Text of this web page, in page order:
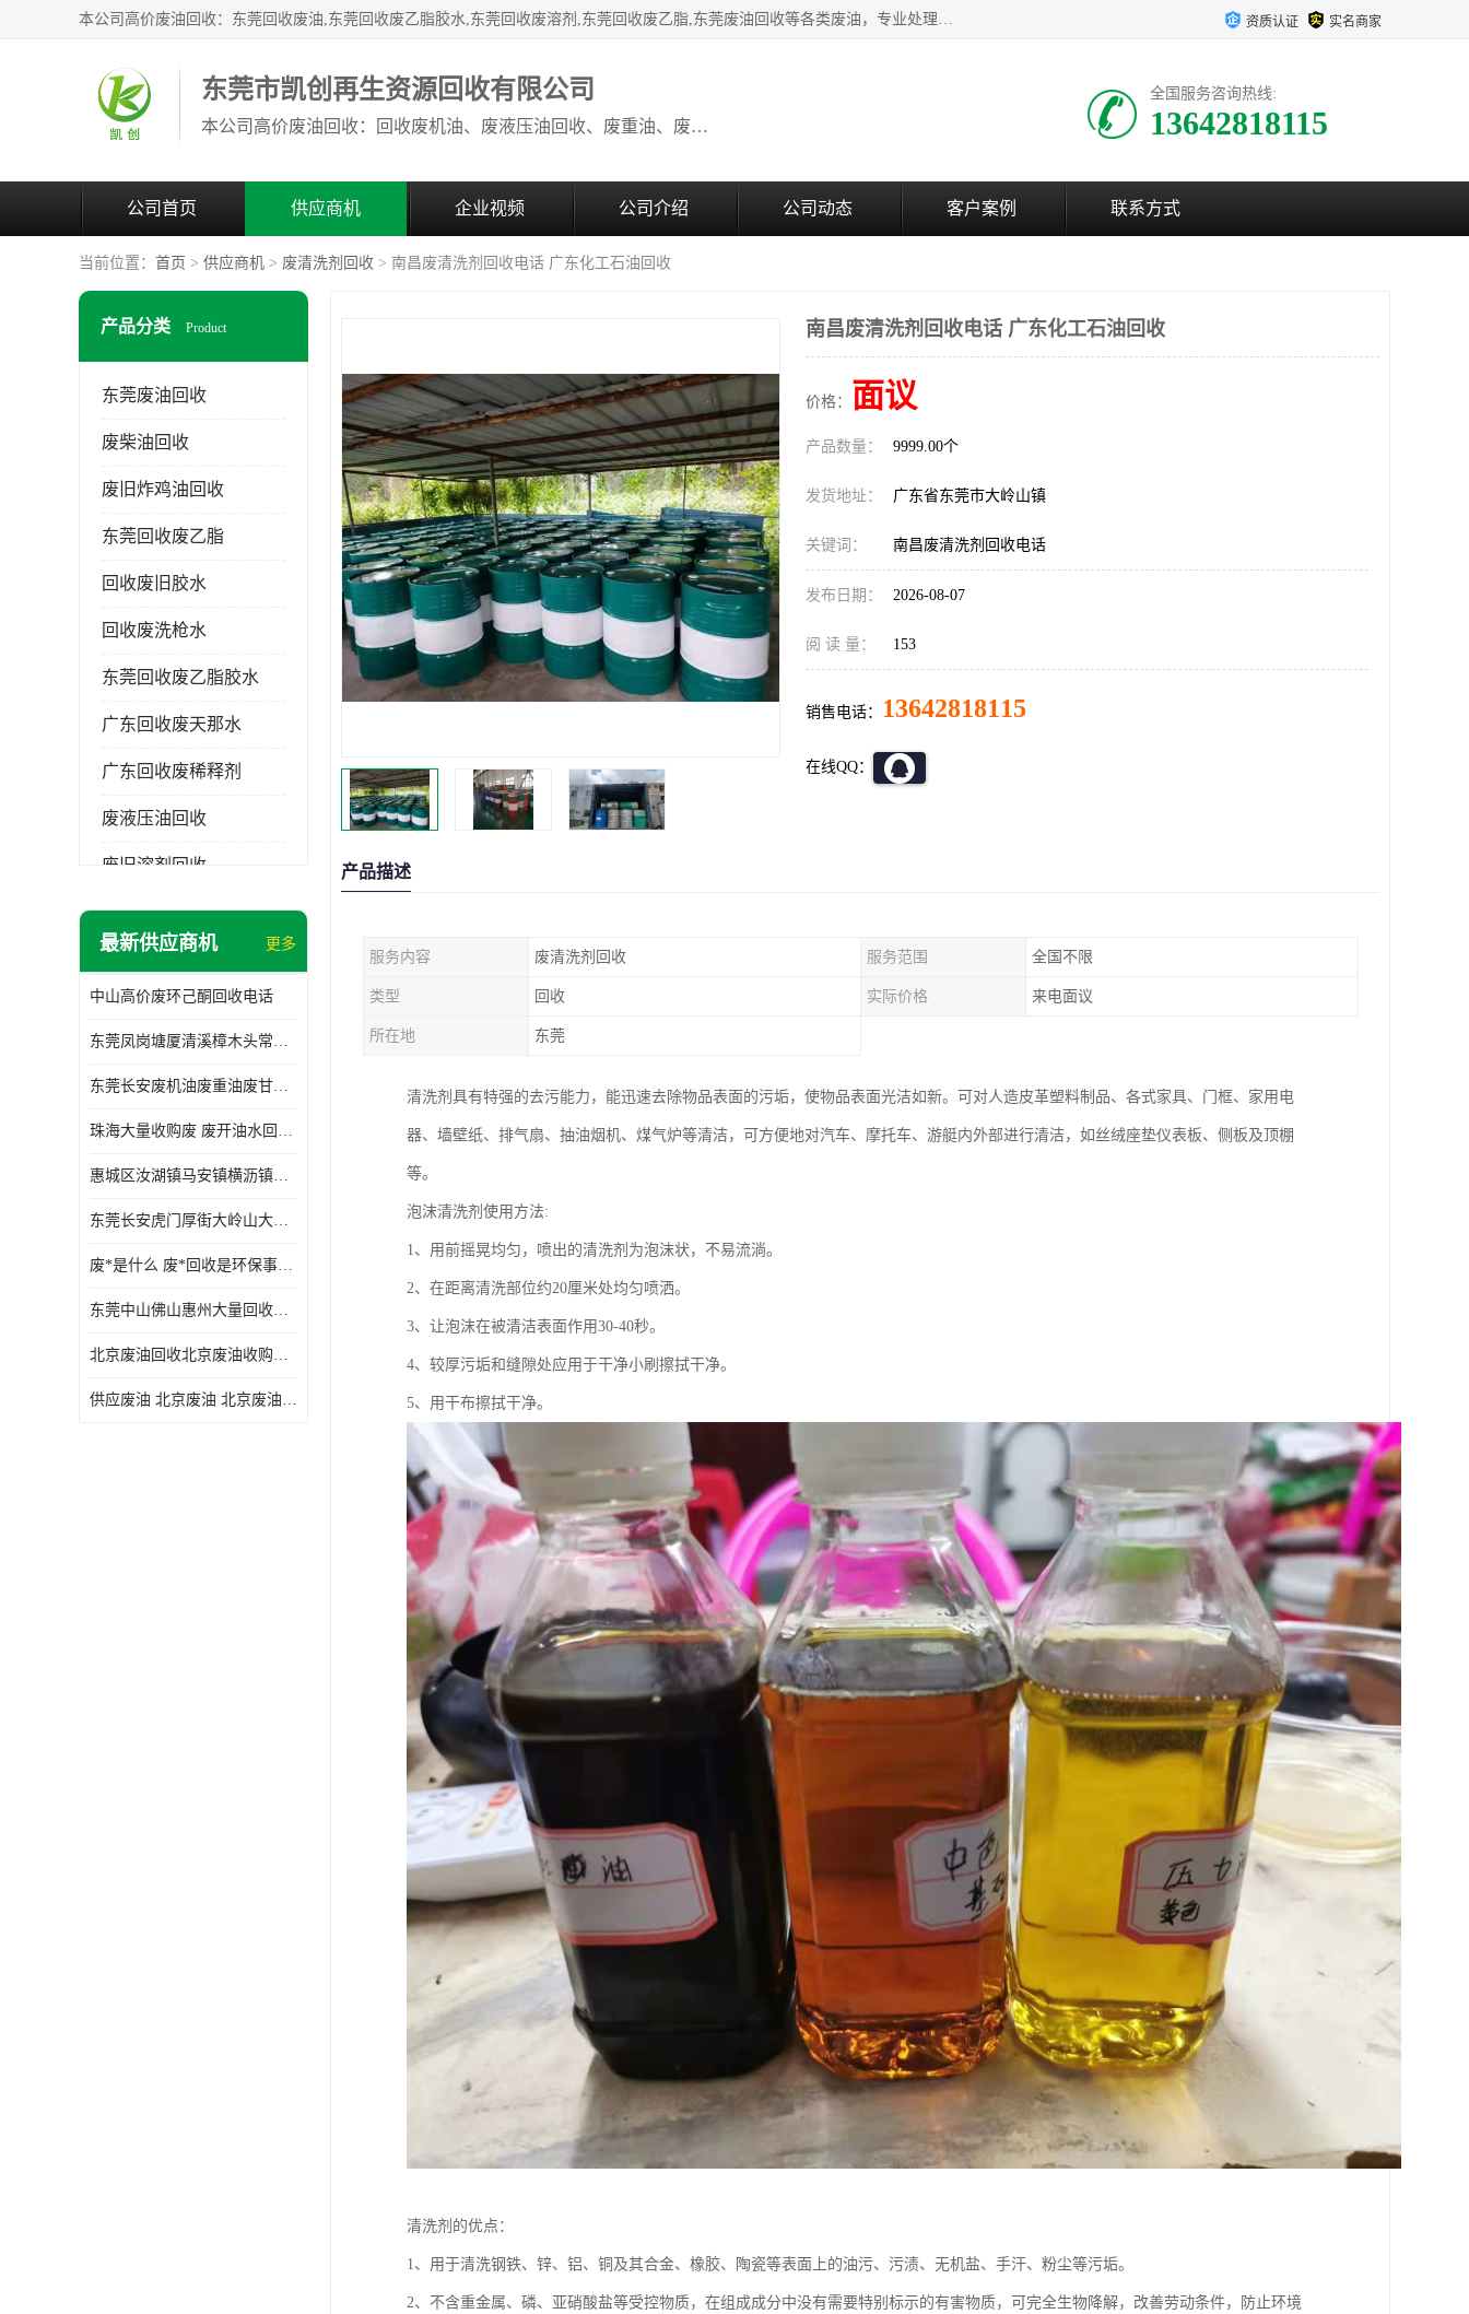
本公司高价废油回收：东莞回收废油,东莞回收废乙脂胶水,东莞回收废溶剂,东莞回收废乙脂,东莞废油回收等各类废油，专业处理从事化工产品研发与销售的综合型高科技服务性企业。我公司自成立以来，一直秉承“科技创新，立足诚信，感恩于心”的理念，力求设计与客户合作共赢的局面。在广大新老客户的大力支持下，我公司员工经过不懈努力，公司已快速发展成为国内知名化工企业。 资质认证 实名商家
东莞市凯创再生资源回收有限公司
本公司高价废油回收：回收废机油、废液压油回收、废重油、废食用油回收、废导热油、废、废油漆、废UV光油、废清、废白矿油、废变压器油
全国服务咨询热线:
13642818115
公司首页 供应商机 企业视频 公司介绍 公司动态 客户案例 联系方式
当前位置： 首页 > 供应商机 > 废清洗剂回收 > 南昌废清洗剂回收电话 广东化工石油回收
产品分类 Product
东莞废油回收
废柴油回收
废旧炸鸡油回收
东莞回收废乙脂
回收废旧胶水
回收废洗枪水
东莞回收废乙脂胶水
广东回收废天那水
广东回收废稀释剂
废液压油回收
废旧溶剂回收
东莞回收废溶剂
废三氯乙烯回收
废混合溶剂回收
最新供应商机 更多
中山高价废环己酮回收电话
东莞凤岗塘厦清溪樟木头常平废液压油 废火花机油 废 废切削油 废齿轮油 废导轨油 废螺杆油
东莞长安废机油废重油废甘油废矿物油废燃料油废废润滑油废火花机油废油废齿轮油
珠海大量收购废 废开油水回收废酒精废废乙酯胶水废洗枪水废开油水废二废三氯丁脂乙脂废甲
惠城区汝湖镇马安镇横沥镇芦洲镇 惠阳新圩镇镇镇沙田镇废机油废液压油废润滑油废废火花机油废白电油废废齿轮油废白矿油废变压器油废燃料油
东莞长安虎门厚街大岭山大量回收废开油水废洗枪水废稀释剂
废*是什么 废*回收是环保事业吗
东莞中山佛山惠州大量回收废机油，废液压油，废润滑油，废，废火花机油，废白电油，废，废齿轮油，废白矿油，废变压器油，废燃料油，废切削油
北京废油回收北京废油收购再生注意的事项
供应废油 北京废油 北京废油回收 废油收购
南昌废清洗剂回收电话 广东化工石油回收
价格： 面议
产品数量： 9999.00个
发货地址： 广东省东莞市大岭山镇
关键词： 南昌废清洗剂回收电话
发布日期： 2026-08-07
阅 读 量： 153
销售电话： 13642818115
在线QQ：
产品描述
服务内容 废清洗剂回收 服务范围 全国不限
类型 回收 实际价格 来电面议
所在地 东莞
清洗剂具有特强的去污能力，能迅速去除物品表面的污垢，使物品表面光洁如新。可对人造皮革塑料制品、各式家具、门框、家用电
器、墙壁纸、排气扇、抽油烟机、煤气炉等清洁，可方便地对汽车、摩托车、游艇内外部进行清洁，如丝绒座垫仪表板、侧板及顶棚
等。
泡沫清洗剂使用方法:
1、用前摇晃均匀，喷出的清洗剂为泡沫状，不易流淌。
2、在距离清洗部位约20厘米处均匀喷洒。
3、让泡沫在被清洁表面作用30-40秒。
4、较厚污垢和缝隙处应用于干净小刷擦拭干净。
5、用干布擦拭干净。
清洗剂的优点：
1、用于清洗钢铁、锌、铝、铜及其合金、橡胶、陶瓷等表面上的油污、污渍、无机盐、手汗、粉尘等污垢。
2、不含重金属、磷、亚硝酸盐等受控物质，在组成成分中没有需要特别标示的有害物质，可完全生物降解，改善劳动条件，防止环境